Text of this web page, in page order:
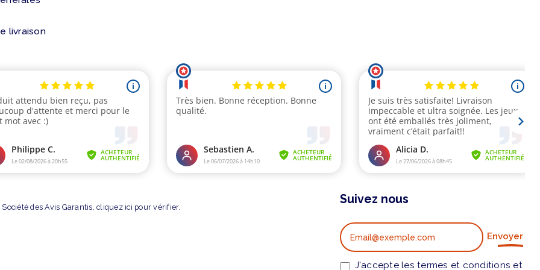
livraison
des Avis Garantis, cliquez ici pour vérifier.
Suivez nous
Envoyer
J'accepte les termes et conditions et